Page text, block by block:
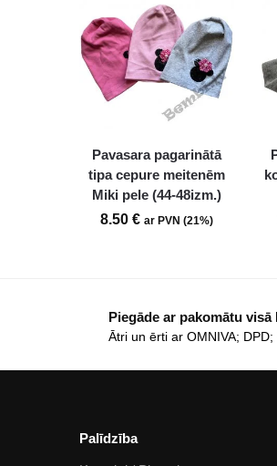
Pavasara pagarinātā
tipa cepure meitenēm
Miki pele (44-48izm.)
8.50 € ar PVN (21%)
Piegāde ar pakomātu visā
Ātri un ērti ar OMNIVA; DPD;
Palīdzība